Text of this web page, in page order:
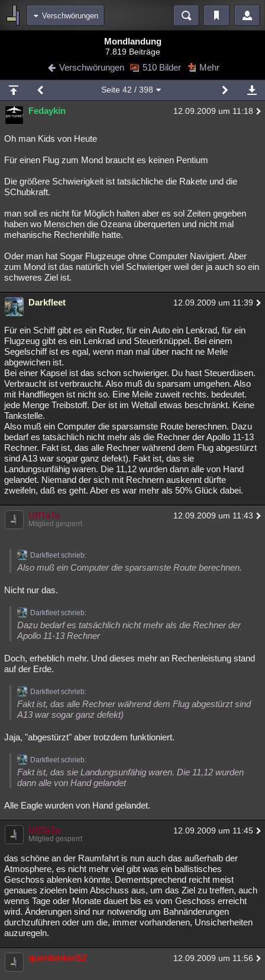
Verschwörungen
Blogs Videos
Chat Wiki Neuigkeiten
meine Rubriken
Menschen Wissenschaft Mystery Kriminalfälle
Spiritualität Verschwörungen
Natur Umfragen Unterhaltung
weitere Rubriken
Philosophie
Astronomie Helpdesk Gruppen Gaming Filme
Übersichten
Besucht Teilgenommen
Lesenswert
Mondlandung
7.819 Beiträge
Verschwörungen 510 Bilder Mehr
Seite 42 / 398
Fedaykin 12.09.2009 um 11:18
Oh man Kids von Heute
Für einen Flug zum Mond braucht es keinen Pentium
Die größere Schwierigkeit ist tatsächliche die Rakete und die
SChubkraft.
man soll es nicht für Möglich halten aber es sol Zeiten gegeben
haben wo Menschen die Ozeana überquerten und nicht mal
mehanische Rechenhilfe hatte.
Oder man hat Sogar Flugzeuge ohne Computer Navigiert. Aber
zum Mond ist das natürlich viel Schwieriger weil der ja auch so ein
schweres Ziel ist.
Darkfleet 12.09.2009 um 11:39
Für ein Schiff gibt es ein Ruder, für ein Auto ein Lenkrad, für ein
Flugzeug gibt es ein Lenkrad und Steuerknüppel. Bei einem
Segelschiff ist es egal, wenn man mal über nacht ne Meile
abgewichen ist.
Bei einer Kapsel ist das schon schwieriger. Du hast Steuerdüsen.
Verbraucht ist verbraucht. Also muß du sparsam umgehen. Also
mit Handfliegen ist nicht so. Eine Meile zuweit rechts. bedeutet.
jede Menge Treibstoff. Der ist im Weltall etwas beschränkt. Keine
Tankstelle.
Also muß ein Computer die sparsamste Route berechnen. Dazu
bedarf es tatsächlich nicht mehr als die Rechner der Apollo 11-13
Rechner. Fakt ist, das alle Rechner während dem Flug abgestürzt
sind A13 war sogar ganz defekt). Fakt ist, das sie
Landungsunfähig waren. Die 11,12 wurden dann alle von Hand
gelandet. Niemand der sich mit Rechnern auskennt dürfte
zweifeln, daß es geht. Aber es war mehr als 50% Glück dabei.
UffTaTa 12.09.2009 um 11:43
Mitglied gesperrt
Darkfleet schrieb:
Also muß ein Computer die sparsamste Route berechnen.
Nicht nur das.
Darkfleet schrieb:
Dazu bedarf es tatsächlich nicht mehr als die Rechner der
Apollo 11-13 Rechner
Doch, erheblich mehr. Und dieses mehr an Rechenleistung stand
auf der Erde.
Darkfleet schrieb:
Fakt ist, das alle Rechner während dem Flug abgestürzt sind
A13 war sogar ganz defekt)
Jaja, "abgestürzt" aber trotzdem funktioniert.
Darkfleet schrieb:
Fakt ist, das sie Landungsunfähig waren. Die 11,12 wurden
dann alle von Hand gelandet
Alle Eagle wurden von Hand gelandet.
UffTaTa 12.09.2009 um 11:45
Mitglied gesperrt
das schöne an der Raumfahrt is nun auch das außerhalb der
Atmosphere, es nicht mehr viel gibt was ein ballistisches
Geschoss ablenken könnte. Dementsprechend reicht meist
genaues zioelen beim Abschuss aus, um das Ziel zu treffen, auch
wenns Tage oder Monate dauert bis es vom Geschoss erreicht
wird. Änderungen sind nur notwendig um Bahnänderungen
durchzuführen oder um die, immer vorhandenen, Unsicherheiten
auzuregeln.
querdenkerSZ 12.09.2009 um 11:56